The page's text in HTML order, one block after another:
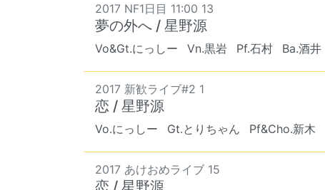
2017 NF1日目 11:00 13
夢の外へ / 星野源
Vo&Gt.にっしー Vn.黒岩 Pf.石村 Ba.酒井
2017 新歓ライブ#2 1
恋 / 星野源
Vo.にっしー Gt.とりちゃん Pf&Cho.新木
2017 あけおめライブ 15
恋 / 星野源